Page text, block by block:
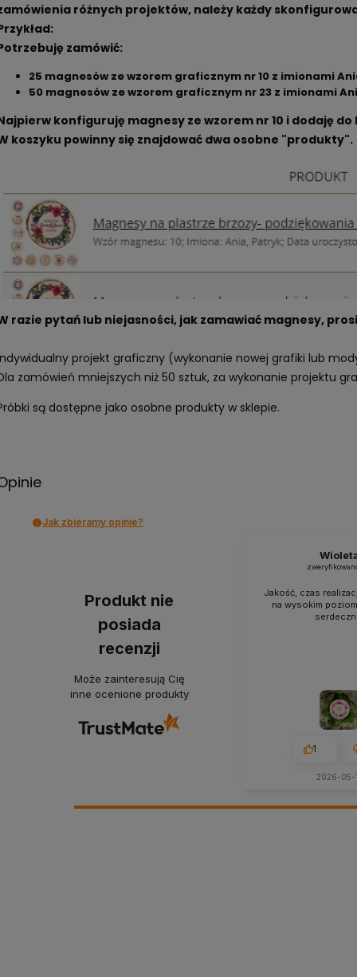
różnych projektów, należy każdy
zamówić:
25 magnesów ze wzorem graficznym nr 10 z imionami
50 magnesów ze wzorem graficznym nr 23 z imionami
konfiguruję magnesy ze wzorem nr 10 i dodaję
koszyku powinny się znajdować dwa osobne "produkty".
razie pytań lub niejasności, jak zamawiać magnesy,
projekt graficzny (wykonanie nowej grafiki lub
zamówień mniejszych niż 50 sztuk, za wykonanie projektu
są dostępne jako osobne produkty w sklepie.
Jak zbieramy opinie?
Produkt nie
posiada
recenzji
Może zainteresują Cię
inne ocenione produkty
Jakość, czas
na wysokim
1
2026-05-